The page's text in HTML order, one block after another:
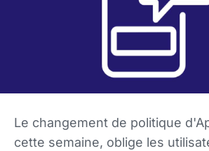
Le changement de politique
cette semaine, oblige les